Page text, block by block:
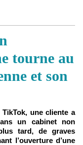
tourne au
et son
une cliente a
un cabinet non
tard, de graves
l’ouverture d’une